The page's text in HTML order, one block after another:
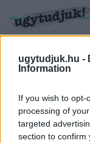
ugytudjuk.hu -
Information
If you wish to
processing of
targeted
section to confirm
KERESÉS
2 hír találató